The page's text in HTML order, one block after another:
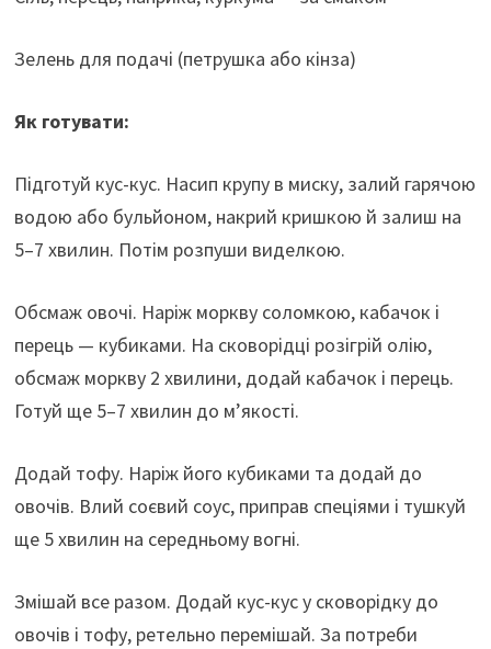
Зелень для подачі (петрушка або кінза)
Як готувати:
Підготуй кус-кус. Насип крупу в миску, залий гарячою
водою або бульйоном, накрий кришкою й залиш на
5–7 хвилин. Потім розпуши виделкою.
Обсмаж овочі. Наріж моркву соломкою, кабачок і
перець — кубиками. На сковорідці розігрій олію,
обсмаж моркву 2 хвилини, додай кабачок і перець.
Готуй ще 5–7 хвилин до м’якості.
Додай тофу. Наріж його кубиками та додай до
овочів. Влий соєвий соус, приправ спеціями і тушкуй
ще 5 хвилин на середньому вогні.
Змішай все разом. Додай кус-кус у сковорідку до
овочів і тофу, ретельно перемішай. За потреби